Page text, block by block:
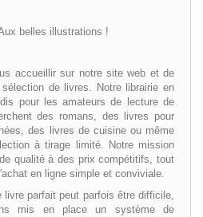
belles illustrations !
accueillir sur notre site web et de
de livres. Notre librairie en
pour les amateurs de lecture de
des romans, des livres pour
des livres de cuisine ou même
à tirage limité. Notre mission
qualité à des prix compétitifs, tout
en ligne simple et conviviale.
livre parfait peut parfois être difficile,
mis en place un système de